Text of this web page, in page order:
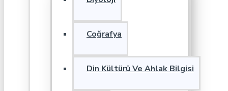
Coğrafya
Din Kültürü Ve Ahlak Bilgisi